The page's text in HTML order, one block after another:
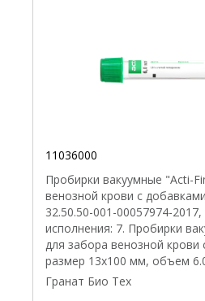
11036000
Пробирки вакуумные "Acti-
венозной крови с
32.50.50-001-00057974-
исполнения: 7. Пробирки
для забора венозной крови
размер 13х100 мм, объем
Гранат Био Тех